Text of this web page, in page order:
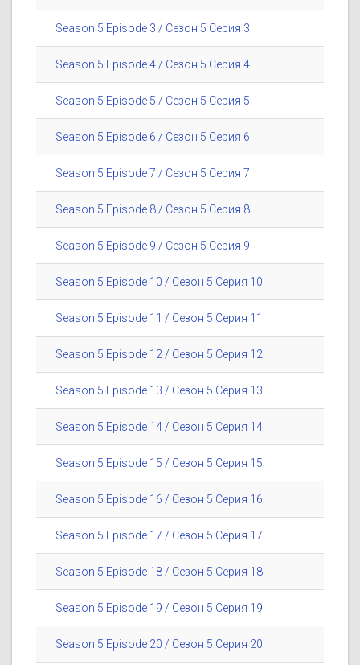
Season 5 Episode 3 / Сезон 5 Серия 3
Season 5 Episode 4 / Сезон 5 Серия 4
Season 5 Episode 5 / Сезон 5 Серия 5
Season 5 Episode 6 / Сезон 5 Серия 6
Season 5 Episode 7 / Сезон 5 Серия 7
Season 5 Episode 8 / Сезон 5 Серия 8
Season 5 Episode 9 / Сезон 5 Серия 9
Season 5 Episode 10 / Сезон 5 Серия 10
Season 5 Episode 11 / Сезон 5 Серия 11
Season 5 Episode 12 / Сезон 5 Серия 12
Season 5 Episode 13 / Сезон 5 Серия 13
Season 5 Episode 14 / Сезон 5 Серия 14
Season 5 Episode 15 / Сезон 5 Серия 15
Season 5 Episode 16 / Сезон 5 Серия 16
Season 5 Episode 17 / Сезон 5 Серия 17
Season 5 Episode 18 / Сезон 5 Серия 18
Season 5 Episode 19 / Сезон 5 Серия 19
Season 5 Episode 20 / Сезон 5 Серия 20